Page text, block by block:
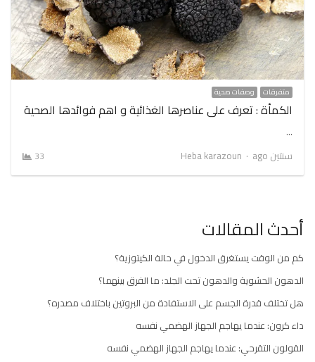
متفرقات وصفات صحية
الكمأة : تعرف على عناصرها الغذائية و اهم فوائدها الصحية
…
سنتين ago
Author
Heba karazoun
33
أحدث المقالات
كم من الوقت يستغرق الدخول في حالة الكيتوزية؟
الدهون الحشوية والدهون تحت الجلد: ما الفرق بينهما؟
هل تختلف قدرة الجسم على الاستفادة من البروتين باختلاف مصدره؟
داء كرون: عندما يهاجم الجهاز الهضمي نفسه
القولون التقرحي: عندما يهاجم الجهاز الهضمي نفسه